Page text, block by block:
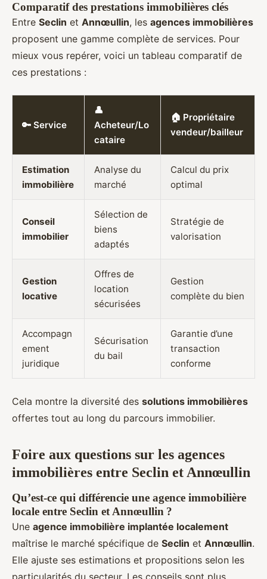
Comparatif des prestations immobilières clés
Entre Seclin et Annœullin, les agences immobilières
proposent une gamme complète de services. Pour
mieux vous repérer, voici un tableau comparatif de
ces prestations :
🔑 Service
👤
Acheteur/Lo
cataire
🏠 Propriétaire
vendeur/bailleur
Estimation
immobilière
Analyse du
marché
Calcul du prix
optimal
Conseil
immobilier
Sélection de
biens
adaptés
Stratégie de
valorisation
Gestion
locative
Offres de
location
sécurisées
Gestion
complète du bien
Accompagn
ement
juridique
Sécurisation
du bail
Garantie d’une
transaction
conforme
Cela montre la diversité des solutions immobilières
offertes tout au long du parcours immobilier.
Foire aux questions sur les agences
immobilières entre Seclin et Annœullin
Qu’est-ce qui différencie une agence immobilière
locale entre Seclin et Annœullin ?
Une agence immobilière implantée localement
maîtrise le marché spécifique de Seclin et Annœullin.
Elle ajuste ses estimations et propositions selon les